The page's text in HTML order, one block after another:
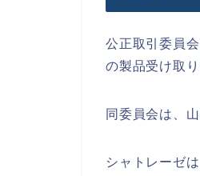
公正取引委員
の製品受け取
同委員会は、
シャトレーゼ